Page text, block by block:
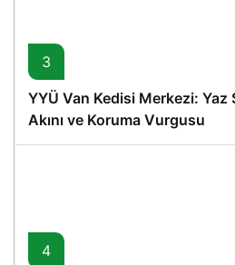
3
YYÜ Van Kedisi Merkezi:
Akını ve Koruma Vurgusu
4